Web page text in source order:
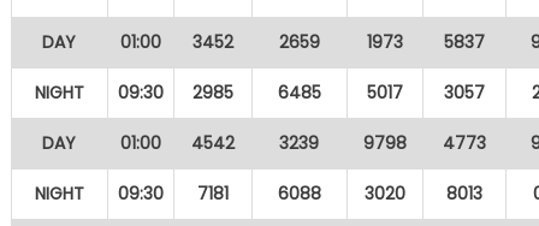
DAY 01:00 3452 2659 1973 5837
NIGHT 09:30 2985 6485 5017 3057
DAY 01:00 4542 3239 9798 4773
NIGHT 09:30 7181 6088 3020 8013